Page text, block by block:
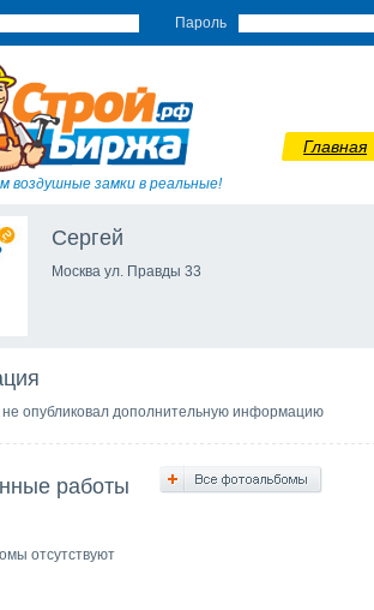
Пароль
воздушные замки в реальные!
Главная
Сергей
Москва ул. Правды 33
не опубликовал дополнительную информацию
работы
отсутствуют